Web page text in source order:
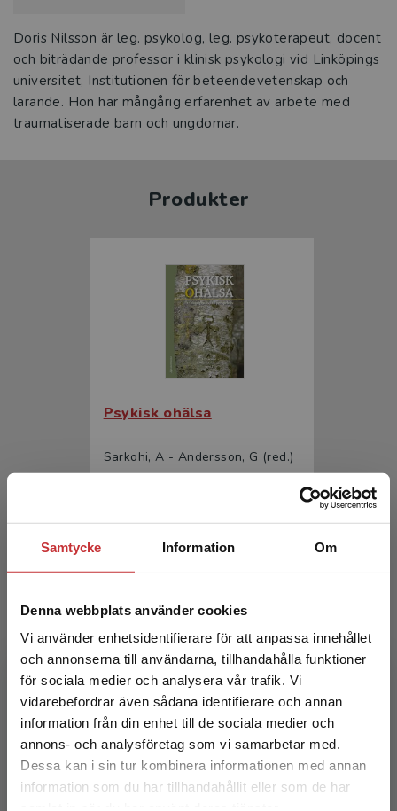
Samtycke Information Om
Denna webbplats använder cookies
Vi använder enhetsidentifierare för att anpassa innehållet
och annonserna till användarna, tillhandahålla funktioner
för sociala medier och analysera vår trafik. Vi
vidarebefordrar även sådana identifierare och annan
information från din enhet till de sociala medier och
annons- och analysföretag som vi samarbetar med.
Dessa kan i sin tur kombinera informationen med annan
information som du har tillhandahållit eller som de har
Begränsad fraktregion
Det verkar som att du besöker
Doris Nilsson är leg. psykolog, leg. psykoterapeut, docent
och biträdande professor i klinisk psykologi vid Linköpings
universitet, Institutionen för beteendevetenskap och
lärande. Hon har mångårig erfarenhet av arbete med
traumatiserade barn och ungdomar.
Produkter
Psykisk ohälsa
Sarkohi, A - Andersson, G (red.)
Psykotraumatologi
Michel, Per-Olof (red.)
352 krinkl. moms
Exkl. moms: 332 kr